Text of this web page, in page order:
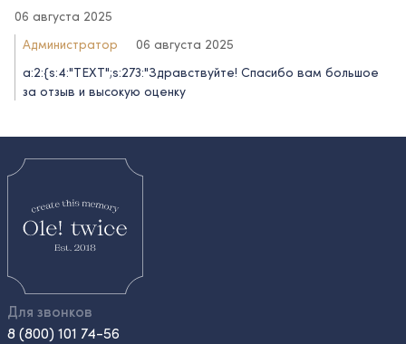
06 августа 2025
Администратор
06 августа 2025
a:2:{s:4:"TEXT";s:273:"Здравствуйте! Спасибо вам большое
за отзыв и высокую оценку
Для звонков
8 (800) 101 74-56